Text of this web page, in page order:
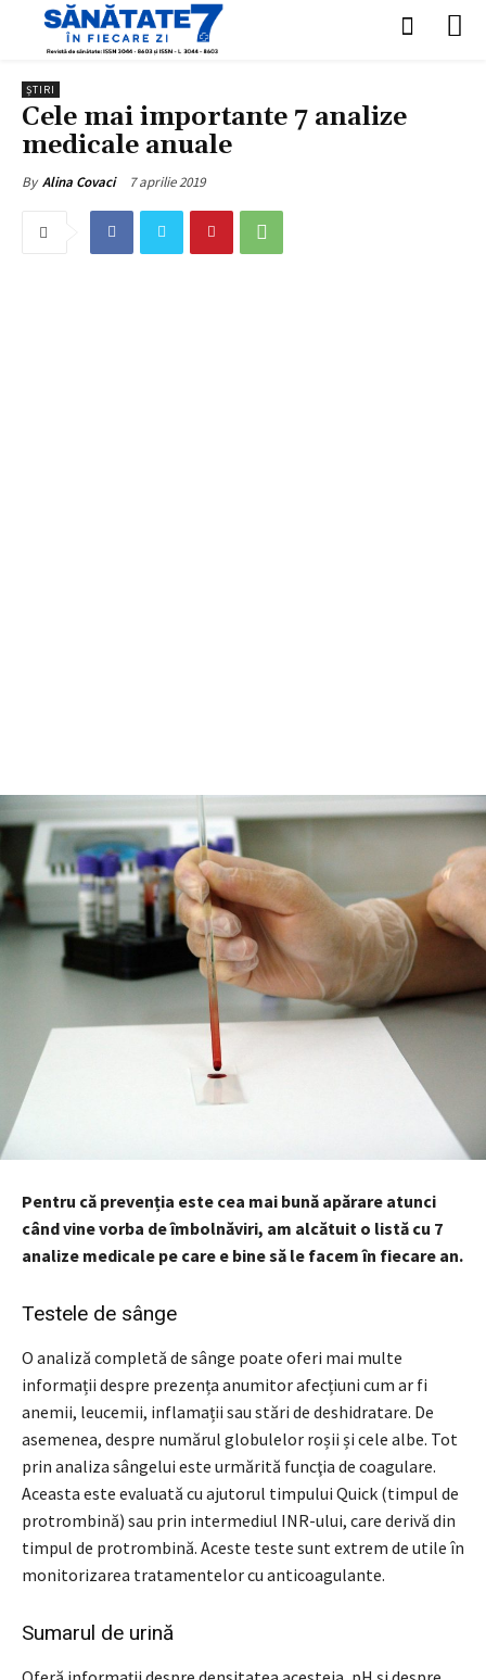
ȘTIRI
Cele mai importante 7 analize
medicale anuale
By Alina Covaci 7 aprilie 2019
Pentru că prevenția este cea mai bună apărare atunci
când vine vorba de îmbolnăviri, am alcătuit o listă cu 7
analize medicale pe care e bine să le facem în fiecare an.
Testele de sânge
O analiză completă de sânge poate oferi mai multe
informații despre prezența anumitor afecțiuni cum ar fi
anemii, leucemii, inflamații sau stări de deshidratare. De
asemenea, despre numărul globulelor roșii și cele albe. Tot
prin analiza sângelui este urmărită funcţia de coagulare.
Aceasta este evaluată cu ajutorul timpului Quick (timpul de
protrombină) sau prin intermediul INR-ului, care derivă din
timpul de protrombină. Aceste teste sunt extrem de utile în
monitorizarea tratamentelor cu anticoagulante.
Sumarul de urină